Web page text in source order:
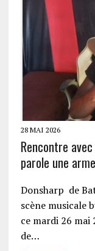
28 MAI 2026
Rencontre
parole une
Donsharp de
scène musicale
ce mardi 26 mai
de…